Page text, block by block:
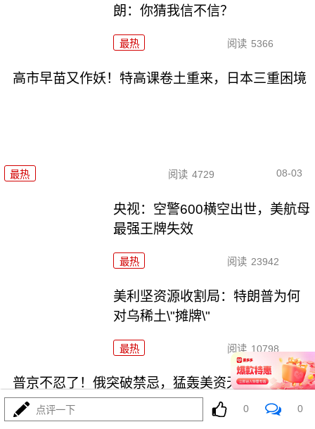
朗：你猜我信不信？
最热 阅读 5366
高市早苗又作妖！特高课卷土重来，日本三重困境
最热 阅读 4729 08-03
央视：空警600横空出世，美航母
最强王牌失效
最热 阅读 23942
美利坚资源收割局：特朗普为何
对乌稀土\"摊牌\"
最热 阅读 10798
普京不忍了！俄突破禁忌，猛轰美资无人机工厂
点评一下 0 0